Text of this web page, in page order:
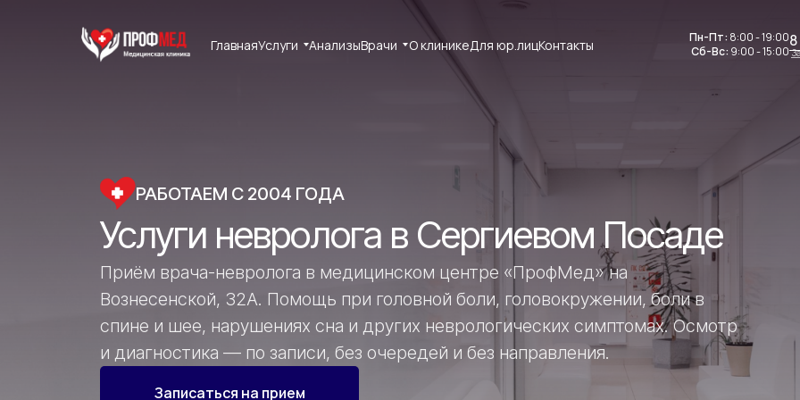
Пн-Пт: 8:00 - 19:00
Сб-Вс: 9:00 - 15:00
ГлавнаяУслуги АнализыВрачи О клиникеДля юр.лицКонтакты Пн-Пт:8:00 - 19:00
Сб-Вс:9:00 - 15:00
ГлавнаяУслуги АнализыВрачи О клиникеДля юр.лицКонтакты
РАБОТАЕМ С 2004 ГОДА
Услуги невролога в Сергиевом Посаде
Приём врача-невролога в медицинском центре «ПрофМед» на
Вознесенской, 32А. Помощь при головной боли, головокружении, боли в
спине и шее, нарушениях сна и других неврологических симптомах. Осмотр
и диагностика — по записи, без очередей и без направления.
Записаться на прием